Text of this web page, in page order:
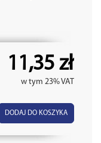
11,35 zł
w tym 23% VAT
DODAJ DO KOSZYKA